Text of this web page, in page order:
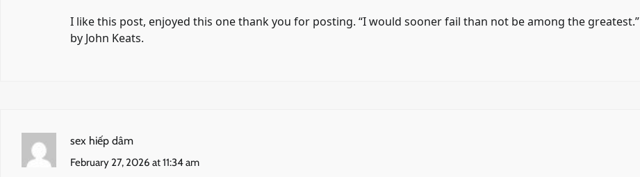
I like this post, enjoyed this one thank you for posting. “I would sooner fail than not be among the greatest.”
by John Keats.
sex hiếp dâm
February 27, 2026 at 11:34 am